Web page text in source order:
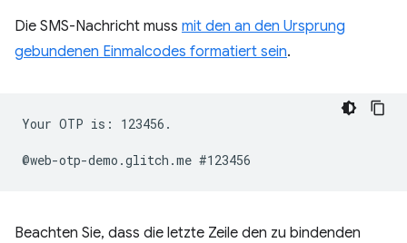
Die SMS-Nachricht muss mit den an den Ursprung
gebundenen Einmalcodes formatiert sein.
Your OTP is: 123456.
Beachten Sie, dass die letzte Zeile den zu bindenden